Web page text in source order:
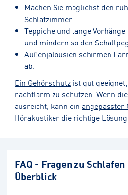
Machen Sie möglichst den
Schlafzimmer.
Teppiche und lange
und mindern so den
Außenjalousien schirmen
ab.
Ein Gehörschutz ist gut
nachtlärm zu schützen. Wenn
ausreicht, kann ein angepasster
Hörakustiker die richtige Lösung
FAQ - Fragen zu
Überblick